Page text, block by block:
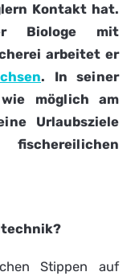
Kontakt hat.
Biologe mit
arbeitet er
. In seiner
möglich am
Urlaubsziele
Stippen auf